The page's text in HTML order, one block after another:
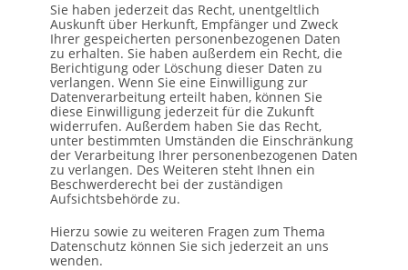
Sie haben jederzeit das Recht, unentgeltlich
Auskunft über Herkunft, Empfänger und Zweck
Ihrer gespeicherten personenbezogenen Daten
zu erhalten. Sie haben außerdem ein Recht, die
Berichtigung oder Löschung dieser Daten zu
verlangen. Wenn Sie eine Einwilligung zur
Datenverarbeitung erteilt haben, können Sie
diese Einwilligung jederzeit für die Zukunft
widerrufen. Außerdem haben Sie das Recht,
unter bestimmten Umständen die Einschränkung
der Verarbeitung Ihrer personenbezogenen Daten
zu verlangen. Des Weiteren steht Ihnen ein
Beschwerderecht bei der zuständigen
Aufsichtsbehörde zu.
Hierzu sowie zu weiteren Fragen zum Thema
Datenschutz können Sie sich jederzeit an uns
wenden.